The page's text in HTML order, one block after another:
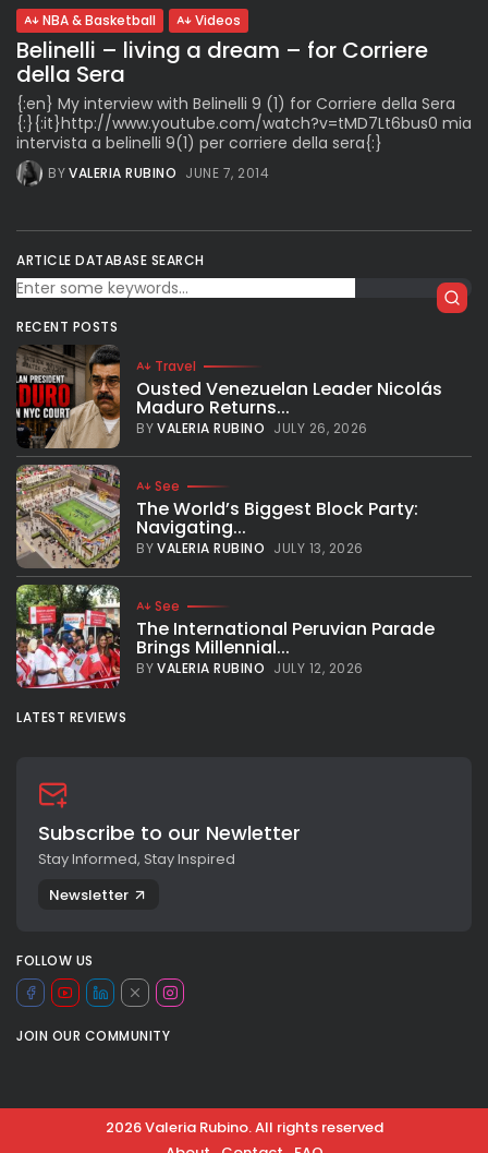
NBA & Basketball Videos
Belinelli – living a dream – for Corriere
della Sera
{:en} My interview with Belinelli 9 (1) for Corriere della Sera
{:}{:it}http://www.youtube.com/watch?v=tMD7Lt6bus0 mia
intervista a belinelli 9(1) per corriere della sera{:}
BYVALERIA RUBINO JUNE 7, 2014
ARTICLE DATABASE SEARCH
RECENT POSTS
Travel
Ousted Venezuelan Leader Nicolás
Maduro Returns...
BYVALERIA RUBINO JULY 26, 2026
See
The World’s Biggest Block Party:
Navigating...
BYVALERIA RUBINO JULY 13, 2026
See
The International Peruvian Parade
Brings Millennial...
BYVALERIA RUBINO JULY 12, 2026
LATEST REVIEWS
Subscribe to our Newletter
Stay Informed, Stay Inspired
Newsletter
FOLLOW US
JOIN OUR COMMUNITY
2026 Valeria Rubino. All rights reserved